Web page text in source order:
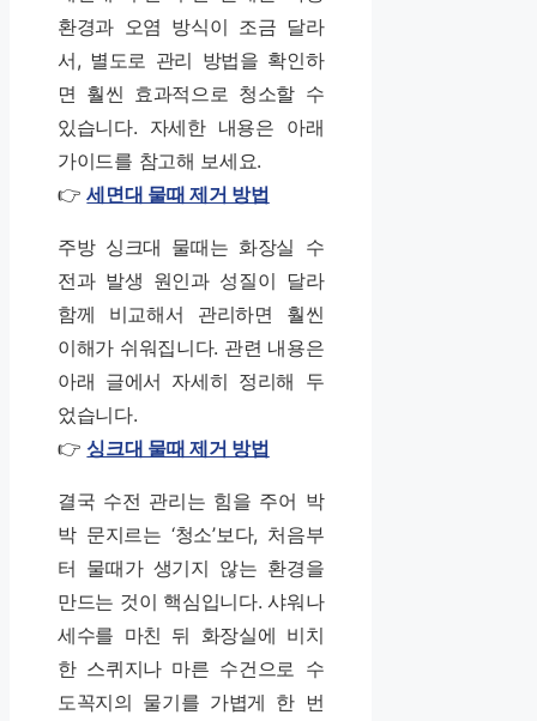
환경과 오염 방식이 조금 달라
서, 별도로 관리 방법을 확인하
면 훨씬 효과적으로 청소할 수
있습니다. 자세한 내용은 아래
가이드를 참고해 보세요.
👉세면대 물때 제거 방법
주방 싱크대 물때는 화장실 수
전과 발생 원인과 성질이 달라
함께 비교해서 관리하면 훨씬
이해가 쉬워집니다. 관련 내용은
아래 글에서 자세히 정리해 두
었습니다.
👉 싱크대 물때 제거 방법
결국 수전 관리는 힘을 주어 박
박 문지르는 ‘청소’보다, 처음부
터 물때가 생기지 않는 환경을
만드는 것이 핵심입니다. 샤워나
세수를 마친 뒤 화장실에 비치
한 스퀴지나 마른 수건으로 수
도꼭지의 물기를 가볍게 한 번